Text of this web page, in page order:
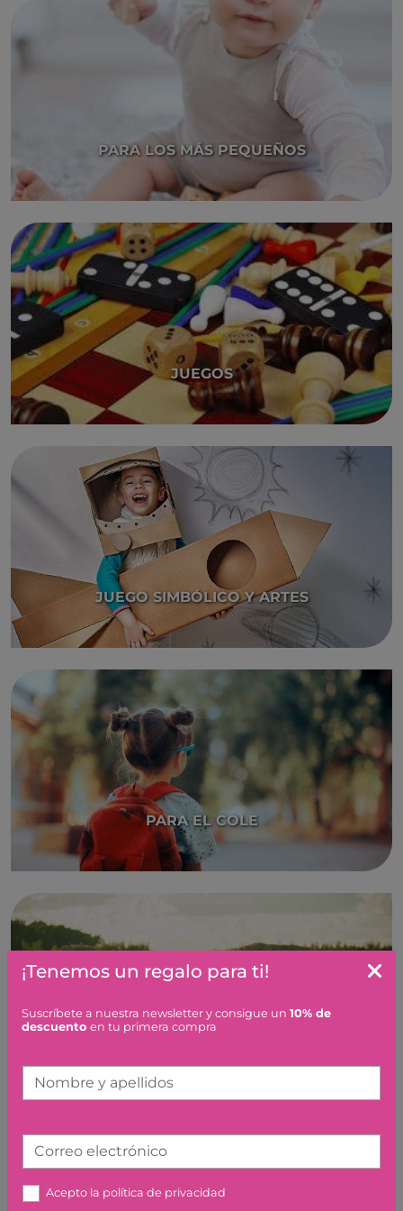
PARA LOS MÁS PEQUEÑOS
JUEGOS
JUEGO SIMBÓLICO Y ARTES
PARA EL COLE
¡Tenemos un regalo para ti!
Suscríbete a nuestra newsletter y consigue un 10% de
descuento en tu primera compra
Nombre y apellidos
Correo electrónico
Acepto la política de privacidad